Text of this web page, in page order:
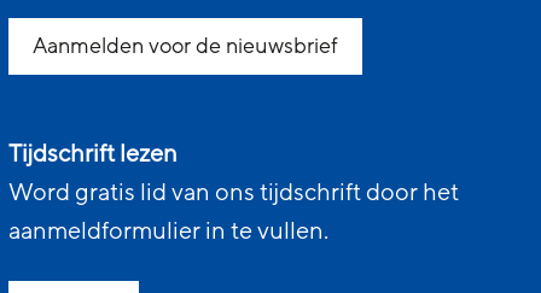
Aanmelden voor de nieuwsbrief
Tijdschrift lezen
Word gratis lid van ons tijdschrift door het
aanmeldformulier in te vullen.